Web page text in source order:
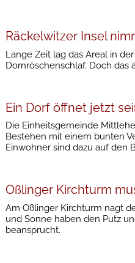
Räckelwitzer Insel
Lange Zeit lag das Areal in
Dornröschenschlaf. Doch das
Ein Dorf öffnet jetzt
Die Einheitsgemeinde
Bestehen mit einem bunten
Einwohner sind dazu auf den
Oßlinger Kirchturm
Am Oßlinger Kirchturm nagt
und Sonne haben den Putz
beansprucht.